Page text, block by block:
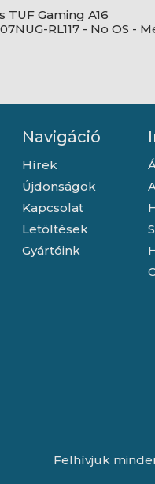
TUF Gaming A16
RL117 - No OS -
Navigáció
Hírek
Újdonságok
Kapcsolat
Letöltések
Gyártóink
Felhívjuk